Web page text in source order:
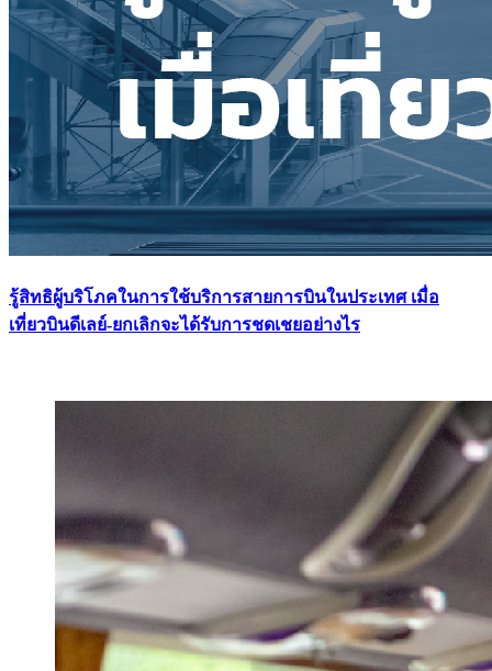
รู้สิทธิผู้บริโภคในการใช้บริการสายการบินในประเทศ เมื่อ
เที่ยวบินดีเลย์-ยกเลิกจะได้รับการชดเชยอย่างไร